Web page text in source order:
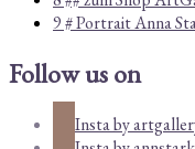
9 # Portrait Anna
Follow us on
Insta by